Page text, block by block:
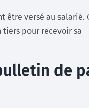
être versé au salarié.
tiers pour recevoir sa
de